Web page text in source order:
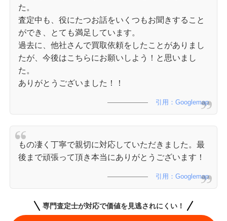
た。
査定中も、役にたつお話をいくつもお聞きすること
ができ、とても満足しています。
過去に、他社さんで買取依頼をしたことがありまし
たが、今後はこちらにお願いしよう！と思いまし
た。
ありがとうございました！！
引用：Googlemap
もの凄く丁寧で親切に対応していただきました。最
後まで頑張って頂き本当にありがとうございます！
引用：Googlemap
専門査定士が対応で価値を見逃されにくい！